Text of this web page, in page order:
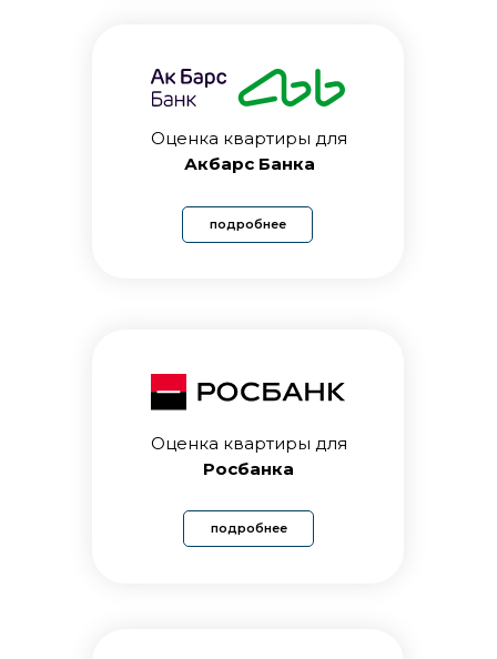
Оценка квартиры для
Акбарс Банка
подробнее
Оценка квартиры для
Росбанка
подробнее